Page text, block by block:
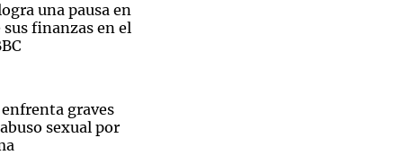
una pausa en
finanzas en el
graves
sexual por